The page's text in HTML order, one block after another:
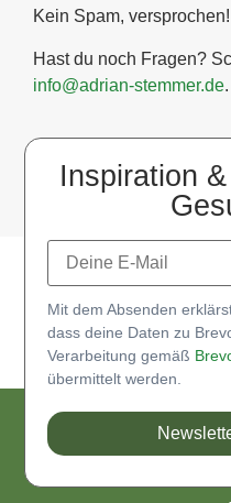
Kein Spam, versprochen!
Hast du noch Fragen?
info@adrian-stemmer.de
Inspiration
Mit dem Absenden
dass deine Daten zu
Verarbeitung gemäß
übermittelt werden.